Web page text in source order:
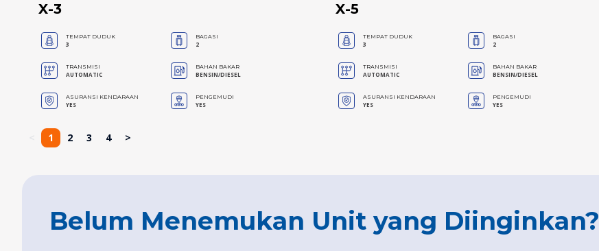
X-3
TEMPAT DUDUK
3
BAGASI
2
TRANSMISI
AUTOMATIC
BAHAN BAKAR
BENSIN/DIESEL
ASURANSI KENDARAAN
YES
PENGEMUDI
YES
X-5
TEMPAT DUDUK
3
BAGASI
2
TRANSMISI
AUTOMATIC
BAHAN BAKAR
BENSIN/DIESEL
ASURANSI KENDARAAN
YES
PENGEMUDI
YES
1 2 3 4 >
Belum Menemukan Unit yang Diinginkan?